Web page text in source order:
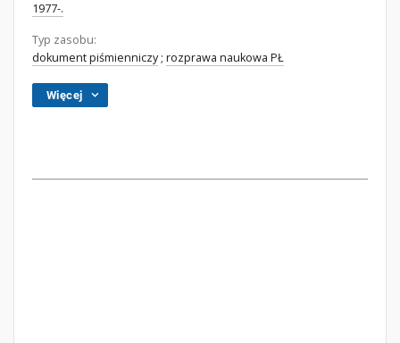
1977-.
Typ zasobu:
dokument piśmienniczy; rozprawa naukowa PŁ
Więcej